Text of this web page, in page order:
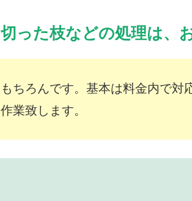
切った枝などの処理は、
もちろんです。基本は料金内で
作業致します。